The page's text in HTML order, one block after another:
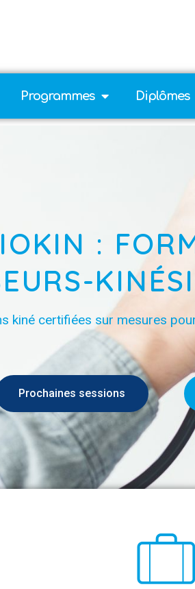
Programmes Diplômes
:
kiné certifiées sur mesures
Prochaines sessions